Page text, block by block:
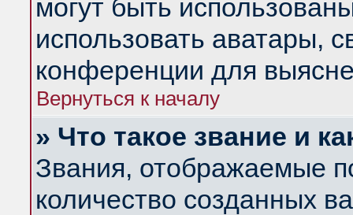
могут быть
использовать аватары,
конференции для
Вернуться к началу
» Что такое звание и
Звания, отображаемые
количество созданных